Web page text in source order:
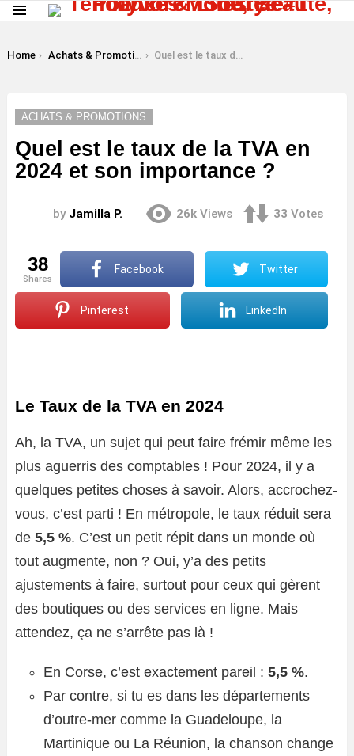
You are here:
Home Achats & Promotions Quel est le taux de la TVA en 2024 et son importance ?
ACHATS & PROMOTIONS
Quel est le taux de la TVA en
2024 et son importance ?
by Jamilla P. 26k Views 33 Votes
38
shares
Facebook Twitter
Pinterest LinkedIn
Le Taux de la TVA en 2024
Ah, la TVA, un sujet qui peut faire frémir même les
plus aguerris des comptables ! Pour 2024, il y a
quelques petites choses à savoir. Alors, accrochez-
vous, c’est parti ! En métropole, le taux réduit sera
de 5,5 %. C’est un petit répit dans un monde où
tout augmente, non ? Oui, y’a des petits
ajustements à faire, surtout pour ceux qui gèrent
des boutiques ou des services en ligne. Mais
attendez, ça ne s’arrête pas là !
En Corse, c’est exactement pareil : 5,5 %.
Par contre, si tu es dans les départements
d’outre-mer comme la Guadeloupe, la
Martinique ou La Réunion, la chanson change